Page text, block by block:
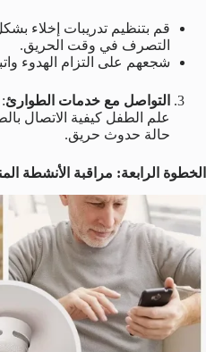
قم بتنظيم تدريبات إخلاء
التصرف في وقت الحريق.
شجعهم على التزام الهدوء
التواصل مع خدمات الطوارئ:
حالة حدوث حريق.
الخطوة الرابعة: مراقبة الأنشطة